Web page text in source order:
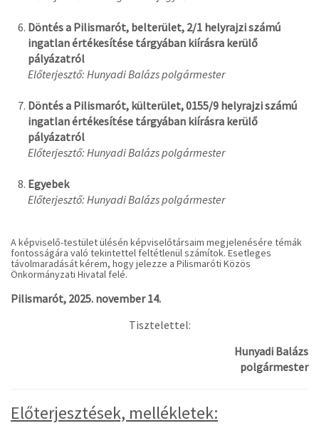
Döntés a Pilismarót, belterület, 2/1 helyrajzi számú
ingatlan értékesítése tárgyában kiírásra kerülő
pályázatról
Előterjesztő: Hunyadi Balázs polgármester
Döntés a Pilismarót, külterület, 0155/9 helyrajzi számú
ingatlan értékesítése tárgyában kiírásra kerülő
pályázatról
Előterjesztő: Hunyadi Balázs polgármester
Egyebek
Előterjesztő: Hunyadi Balázs polgármester
A képviselő-testület ülésén képviselőtársaim megjelenésére témák
fontosságára való tekintettel feltétlenül számítok. Esetleges
távolmaradását kérem, hogy jelezze a Pilismaróti Közös
Önkormányzati Hivatal felé.
Pilismarót, 2025. november 14.
Tisztelettel:
Hunyadi Balázs
polgármester
Előterjesztések, mellékletek: